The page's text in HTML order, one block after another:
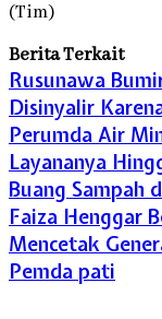
(Tim)
Berita Terkait
Rusunawa
Disinyalir
Perumda Air
Layananya
Buang Sampah
Faiza Henggar
Mencetak
Pemda pati